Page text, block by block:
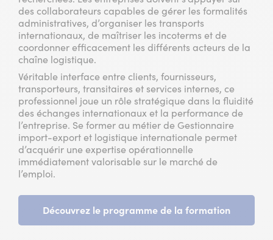
des collaborateurs capables de gérer les formalités
administratives, d’organiser les transports
internationaux, de maîtriser les incoterms et de
coordonner efficacement les différents acteurs de la
chaîne logistique.
Véritable interface entre clients, fournisseurs,
transporteurs, transitaires et services internes, ce
professionnel joue un rôle stratégique dans la fluidité
des échanges internationaux et la performance de
l’entreprise. Se former au métier de Gestionnaire
import-export et logistique internationale permet
d’acquérir une expertise opérationnelle
immédiatement valorisable sur le marché de
l’emploi.
Découvrez le programme de la formation